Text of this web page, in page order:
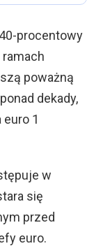
procentowy
poważną
dekady,
1
w
się
przed
euro.